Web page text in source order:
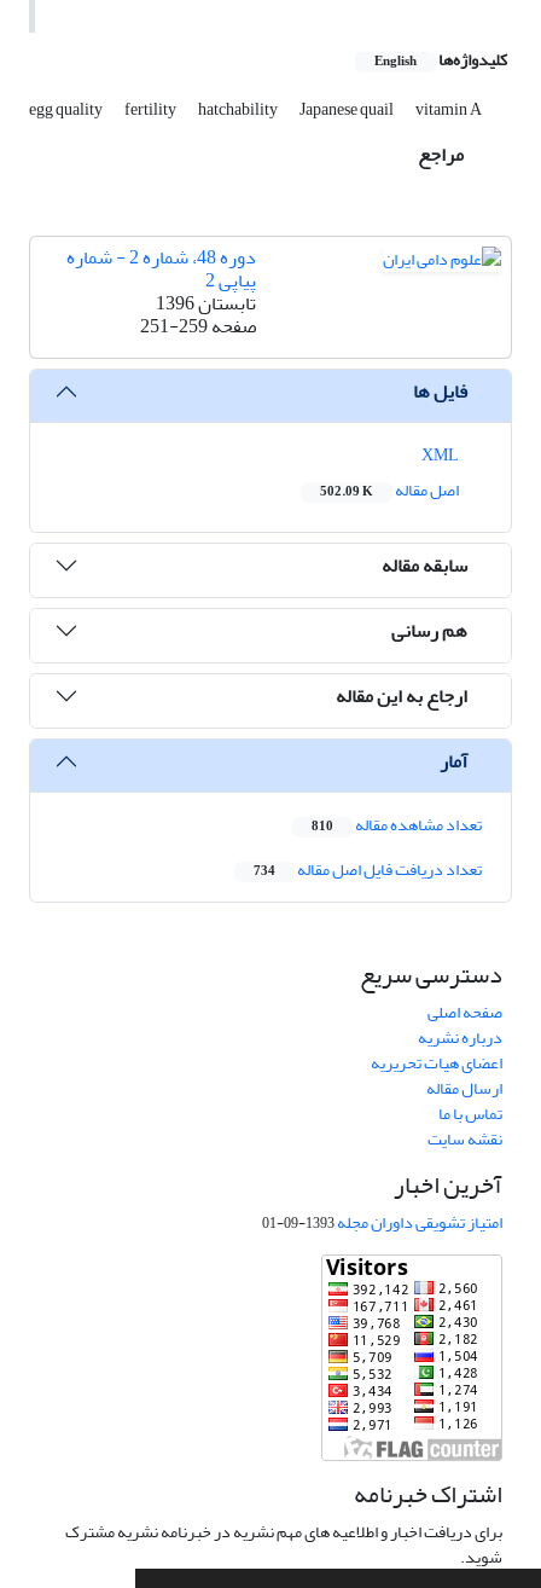
کلیدواژه‌ها English
egg quality fertility hatchability Japanese quail vitamin A
مراجع
دوره 48، شماره 2 - شماره
پیاپی 2
تابستان 1396
صفحه251-259
فایل ها
اصل مقاله
502.09 K
سابقه مقاله
هم رسانی
ارجاع به این مقاله
آمار
تعداد مشاهده مقاله 810
تعداد دریافت فایل اصل مقاله 734
دسترسی سریع
صفحه اصلی
درباره نشریه
اعضای هیات تحریریه
ارسال مقاله
تماس با ما
نقشه سایت
آخرین اخبار
امتیاز تشویقی داوران مجله1393-09-01
اشتراک خبرنامه
برای دریافت اخبار و اطلاعیه های مهم نشریه در خبرنامه نشریه مشترک
شوید.